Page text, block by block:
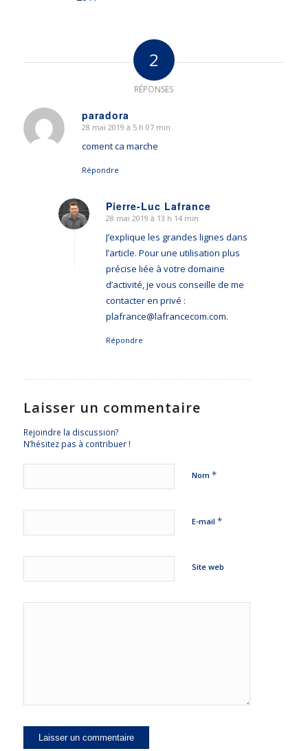
2
RÉPONSES
paradora
dit
:
28 mai 2019 à 5 h 07 min
coment ca marche
Répondre
Pierre-Luc Lafrance
dit
28 mai 2019 à 13 h 14 min
J’explique les grandes lignes dans
l’article. Pour une utilisation plus
précise liée à votre domaine
d’activité, je vous conseille de me
contacter en privé :
plafrance@lafrancecom.com.
Répondre
Laisser un commentaire
Rejoindre la discussion?
N’hésitez pas à contribuer !
Nom *
E-mail *
Site web